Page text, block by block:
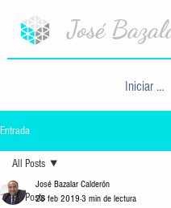
José
Iniciar
Entrada
All Posts
All Posts
José Bazalar Calderón
28 feb 2019 3 min de lectura